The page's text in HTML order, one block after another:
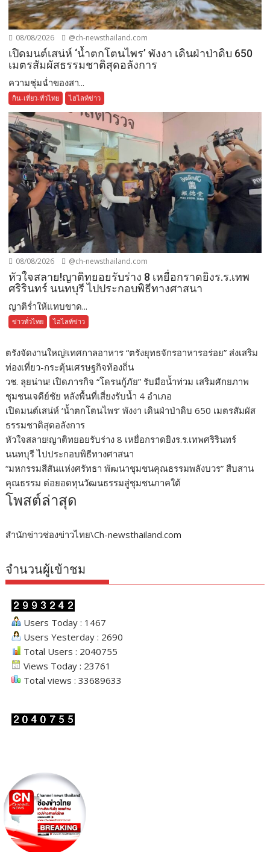
08/08/2026 @ch-newsthailand.com
เปิดมนต์เสน่ห์ ‘น้ำตกโตนไพร’ พังงา เดินฝ่าป่าดิบ 650
เมตรสัมผัสธรรมชาติสุดอลังการ
ความชุ่มฉ่ำของสา...
กิน-เที่ยว-ทั่วไทย ไฮไลท์ข่าว
08/08/2026 @ch-newsthailand.com
หัวใจสลาย!ญาติทยอยรับร่าง 8 เหยื่อกราดยิงร.ร.เทพ
ศริรินทร์ นนทบุรี ไปประกอบพิธีทางศาสนา
ญาติร่ำให้แทบขาด...
ข่าวทั่วไทย ไฮไลท์ข่าว
ตรังจัดงานใหญ่!เทศกาลอาหาร “ตรังยุทธจักรอาหารอร่อย” ส่งเสริม
ท่องเที่ยว-กระตุ้นเศรษฐกิจท้องถิ่น
วช. ลุยน่าน! เปิดภารกิจ “โดรนกู้ภัย” รับมือน้ำท่วม เสริมศักยภาพ
ชุมชนเจดีย์ชัย หลังพื้นที่เสี่ยงรับน้ำ 4 อำเภอ
เปิดมนต์เสน่ห์ ‘น้ำตกโตนไพร’ พังงา เดินฝ่าป่าดิบ 650 เมตรสัมผัส
ธรรมชาติสุดอลังการ
หัวใจสลาย!ญาติทยอยรับร่าง 8 เหยื่อกราดยิงร.ร.เทพศริรินทร์
นนทบุรี ไปประกอบพิธีทางศาสนา
“มหกรรมสีสันแห่งศรัทธา พัฒนาชุมชนคุณธรรมพลังบวร” สืบสาน
คุณธรรม ต่อยอดทุนวัฒนธรรมสู่ชุมชนภาคใต้
โพสต์ล่าสุด
สำนักข่าวช่องข่าวไทย\Ch-newsthailand.com
จำนวนผู้เข้าชม
Users Today : 1467
Users Yesterday : 2690
Total Users : 2040755
Views Today : 23761
Total views : 33689633